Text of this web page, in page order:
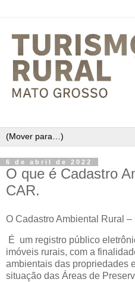
6 de abril de 2022
O que é Cadastro
CAR.
O Cadastro Ambiental Rural –
É um registro público
imóveis rurais, com a
ambientais das propriedades
situação das Áreas de